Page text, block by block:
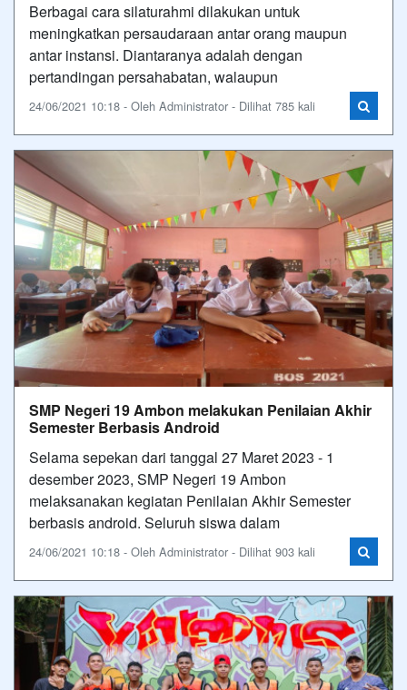
Berbagai cara silaturahmi dilakukan untuk
meningkatkan persaudaraan antar orang maupun
antar instansi. Diantaranya adalah dengan
pertandingan persahabatan, walaupun
24/06/2021 10:18 - Oleh Administrator - Dilihat 785 kali
SMP Negeri 19 Ambon melakukan Penilaian Akhir
Semester Berbasis Android
Selama sepekan dari tanggal 27 Maret 2023 - 1
desember 2023, SMP Negeri 19 Ambon
melaksanakan kegiatan Penilaian Akhir Semester
berbasis android. Seluruh siswa dalam
24/06/2021 10:18 - Oleh Administrator - Dilihat 903 kali